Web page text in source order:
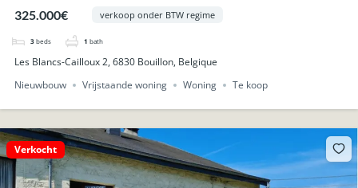
325.000€
verkoop onder BTW regime
3 beds 1 bath
Les Blancs-Cailloux 2, 6830 Bouillon, Belgique
Nieuwbouw
Vrijstaande woning Woning Te koop
Verkocht